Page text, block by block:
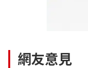
網友意見